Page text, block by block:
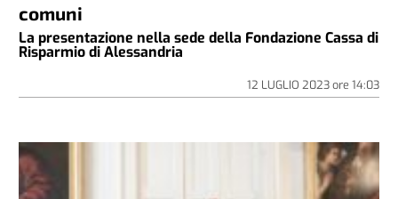
comuni
La presentazione nella sede della Fondazione Cassa di
Risparmio di Alessandria
12 LUGLIO 2023ore 14:03